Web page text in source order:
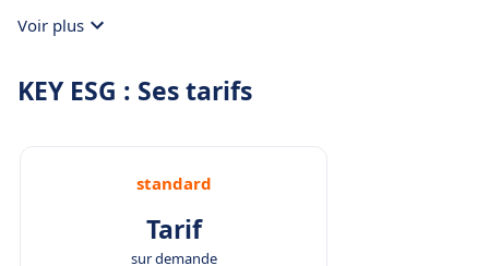
Voir plus
KEY ESG : Ses tarifs
standard
Tarif
sur demande